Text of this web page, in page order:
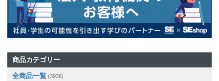
商品カテゴリー
全商品一覧 (3936)